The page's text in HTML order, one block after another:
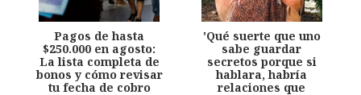
Pagos de hasta
$250.000 en agosto:
La lista completa de
bonos y cómo revisar
tu fecha de cobro
'Qué suerte que uno
sabe guardar
secretos porque si
hablara, habría
relaciones que